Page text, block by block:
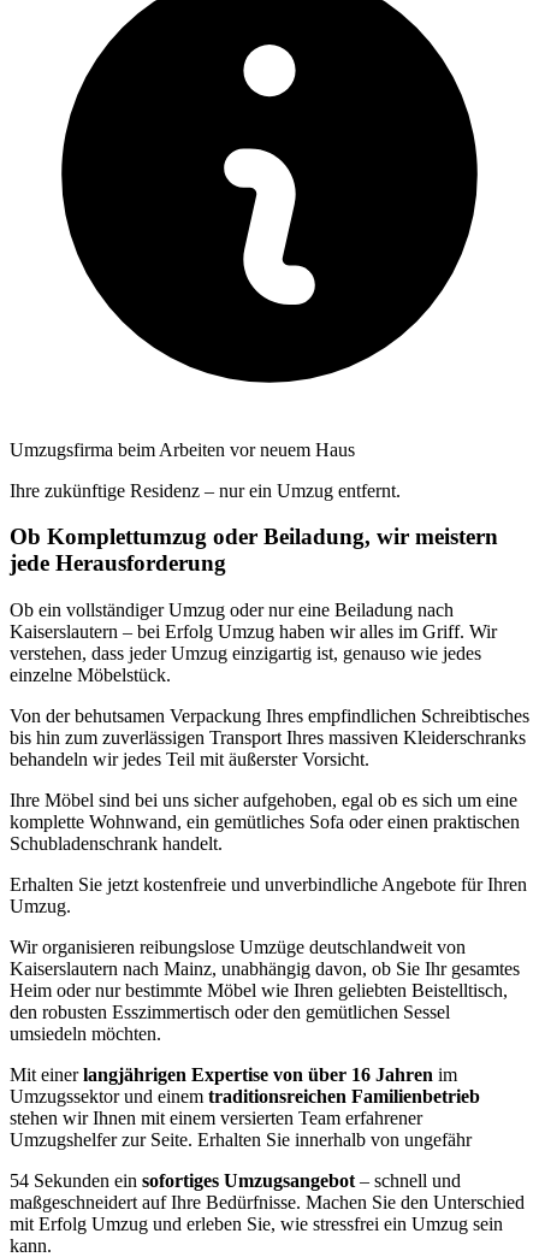
Umzugsfirma beim Arbeiten vor neuem Haus
Ihre zukünftige Residenz – nur ein Umzug entfernt.
Ob Komplettumzug oder Beiladung, wir meistern
jede Herausforderung
Ob ein vollständiger Umzug oder nur eine Beiladung nach
Kaiserslautern – bei Erfolg Umzug haben wir alles im Griff. Wir
verstehen, dass jeder Umzug einzigartig ist, genauso wie jedes
einzelne Möbelstück.
Von der behutsamen Verpackung Ihres empfindlichen Schreibtisches
bis hin zum zuverlässigen Transport Ihres massiven Kleiderschranks
behandeln wir jedes Teil mit äußerster Vorsicht.
Ihre Möbel sind bei uns sicher aufgehoben, egal ob es sich um eine
komplette Wohnwand, ein gemütliches Sofa oder einen praktischen
Schubladenschrank handelt.
Erhalten Sie jetzt kostenfreie und unverbindliche Angebote für Ihren
Umzug.
Wir organisieren reibungslose Umzüge deutschlandweit von
Kaiserslautern nach Mainz, unabhängig davon, ob Sie Ihr gesamtes
Heim oder nur bestimmte Möbel wie Ihren geliebten Beistelltisch,
den robusten Esszimmertisch oder den gemütlichen Sessel
umsiedeln möchten.
Mit einerlangjährigen Expertise von über 16 Jahren im
Umzugssektor und einem traditionsreichen Familienbetrieb
stehen wir Ihnen mit einem versierten Team erfahrener
Umzugshelfer zur Seite. Erhalten Sie innerhalb von ungefähr
54 Sekunden ein sofortiges Umzugsangebot – schnell und
maßgeschneidert auf Ihre Bedürfnisse. Machen Sie den Unterschied
mit Erfolg Umzug und erleben Sie, wie stressfrei ein Umzug sein
kann.